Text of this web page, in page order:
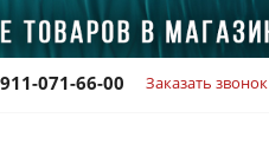
071-66-00 Заказать звонок